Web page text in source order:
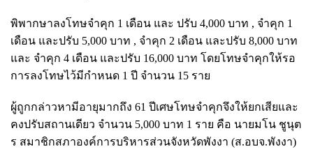
พิพากษาลงโทษจำคุก 1 เดือน และ ปรับ 4,000 บาท , จําคุก 1
เดือน และปรับ 5,000 บาท , จําคุก 2 เดือน และปรับ 8,000 บาท
และ จําคุก 4 เดือน และปรับ 16,000 บาท โดยโทษจําคุกให้รอ
การลงโทษไว้มีกําหนด 1 ปี จำนวน 15 ราย
ผู้ถูกกล่าวหามีอายุมากถึง 61 ปีเศษโทษจําคุกจึงให้ยกเสียและ
คงปรับสถานเดียว จำนวน 5,000 บาท 1 ราย คือ นายมโน ชูนุต
ร สมาชิกสภาองค์การบริหารส่วนจังหวัดพังงา (ส.อบจ.พังงา)